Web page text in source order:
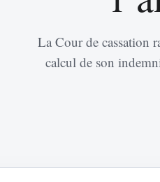
La Cour de cassation
calcul de son